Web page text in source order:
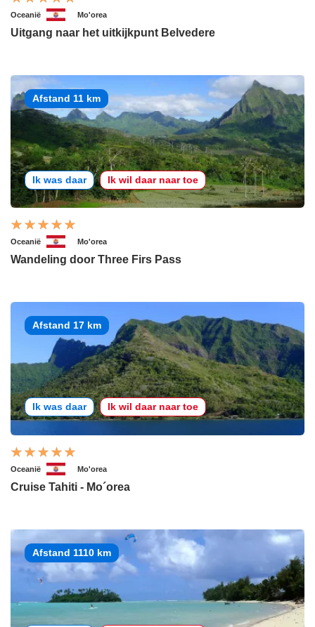
Oceanië Mo'orea
Uitgang naar het uitkijkpunt Belvedere
Afstand 11 km
Ik was daar Ik wil daar naar toe
Oceanië Mo'orea
Wandeling door Three Firs Pass
Afstand 17 km
Ik was daar Ik wil daar naar toe
Oceanië Mo'orea
Cruise Tahiti - Mo´orea
Afstand 1110 km